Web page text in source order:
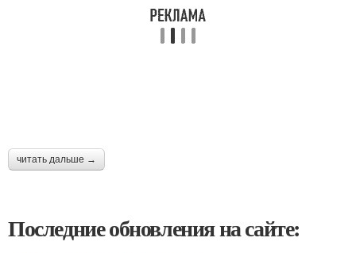
читать дальше →
Последние обновления на сайте: